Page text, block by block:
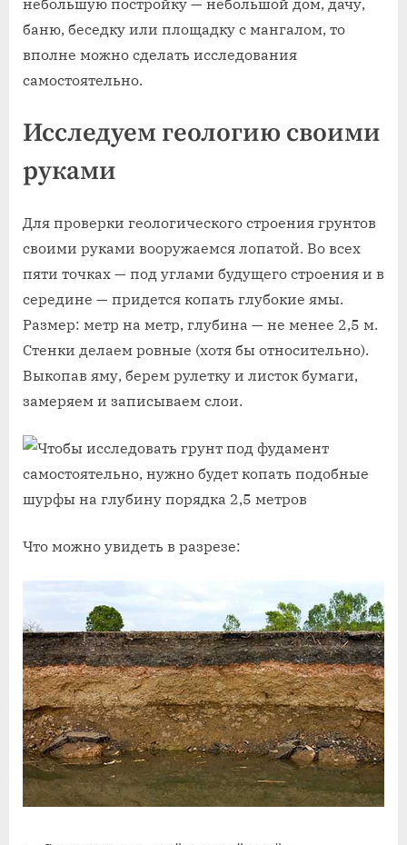
небольшую постройку — небольшой дом, дачу,
баню, беседку или площадку с мангалом, то
вполне можно сделать исследования
самостоятельно.
Исследуем геологию своими
руками
Для проверки геологического строения грунтов
своими руками вооружаемся лопатой. Во всех
пяти точках — под углами будущего строения и в
середине — придется копать глубокие ямы.
Размер: метр на метр, глубина — не менее 2,5 м.
Стенки делаем ровные (хотя бы относительно).
Выкопав яму, берем рулетку и листок бумаги,
замеряем и записываем слои.
Что можно увидеть в разрезе: